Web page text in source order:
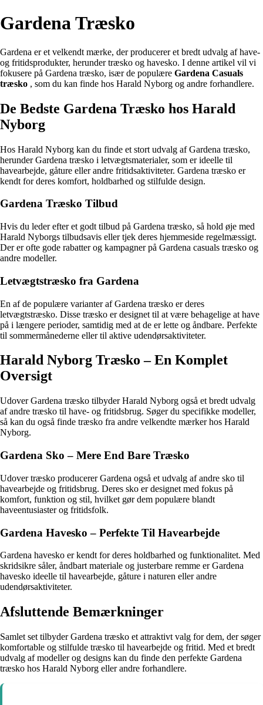
Gardena Træsko
Gardena er et velkendt mærke, der producerer et bredt udvalg af have-
og fritidsprodukter, herunder træsko og havesko. I denne artikel vil vi
fokusere på Gardena træsko, især de populære Gardena Casuals
træsko , som du kan finde hos Harald Nyborg og andre forhandlere.
De Bedste Gardena Træsko hos Harald
Nyborg
Hos Harald Nyborg kan du finde et stort udvalg af Gardena træsko,
herunder Gardena træsko i letvægtsmaterialer, som er ideelle til
havearbejde, gåture eller andre fritidsaktiviteter. Gardena træsko er
kendt for deres komfort, holdbarhed og stilfulde design.
Gardena Træsko Tilbud
Hvis du leder efter et godt tilbud på Gardena træsko, så hold øje med
Harald Nyborgs tilbudsavis eller tjek deres hjemmeside regelmæssigt.
Der er ofte gode rabatter og kampagner på Gardena casuals træsko og
andre modeller.
Letvægtstræsko fra Gardena
En af de populære varianter af Gardena træsko er deres
letvægtstræsko. Disse træsko er designet til at være behagelige at have
på i længere perioder, samtidig med at de er lette og åndbare. Perfekte
til sommermånederne eller til aktive udendørsaktiviteter.
Harald Nyborg Træsko – En Komplet
Oversigt
Udover Gardena træsko tilbyder Harald Nyborg også et bredt udvalg
af andre træsko til have- og fritidsbrug. Søger du specifikke modeller,
så kan du også finde træsko fra andre velkendte mærker hos Harald
Nyborg.
Gardena Sko – Mere End Bare Træsko
Udover træsko producerer Gardena også et udvalg af andre sko til
havearbejde og fritidsbrug. Deres sko er designet med fokus på
komfort, funktion og stil, hvilket gør dem populære blandt
haveentusiaster og fritidsfolk.
Gardena Havesko – Perfekte Til Havearbejde
Gardena havesko er kendt for deres holdbarhed og funktionalitet. Med
skridsikre såler, åndbart materiale og justerbare remme er Gardena
havesko ideelle til havearbejde, gåture i naturen eller andre
udendørsaktiviteter.
Afsluttende Bemærkninger
Samlet set tilbyder Gardena træsko et attraktivt valg for dem, der søger
komfortable og stilfulde træsko til havearbejde og fritid. Med et bredt
udvalg af modeller og designs kan du finde den perfekte Gardena
træsko hos Harald Nyborg eller andre forhandlere.